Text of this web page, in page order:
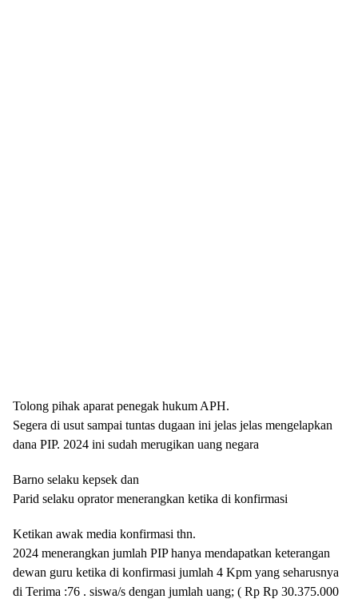
Tolong pihak aparat penegak hukum APH.
Segera di usut sampai tuntas dugaan ini jelas jelas mengelapkan
dana PIP. 2024 ini sudah merugikan uang negara
Barno selaku kepsek dan
Parid selaku oprator menerangkan ketika di konfirmasi
Ketikan awak media konfirmasi thn.
2024 menerangkan jumlah PIP hanya mendapatkan keterangan
dewan guru ketika di konfirmasi jumlah 4 Kpm yang seharusnya
di Terima :76 . siswa/s dengan jumlah uang; ( Rp Rp 30.375.000